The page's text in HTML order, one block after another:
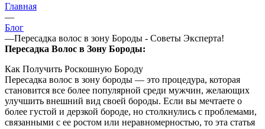
Главная
—
Блог
—Пересадка волос в зону Бороды - Советы Эксперта!
Пересадка Волос в Зону Бороды:
Как Получить Роскошную Бороду
Пересадка волос в зону бороды — это процедура, которая
становится все более популярной среди мужчин, желающих
улучшить внешний вид своей бороды. Если вы мечтаете о
более густой и дерзкой бороде, но столкнулись с проблемами,
связанными с ее ростом или неравномерностью, то эта статья